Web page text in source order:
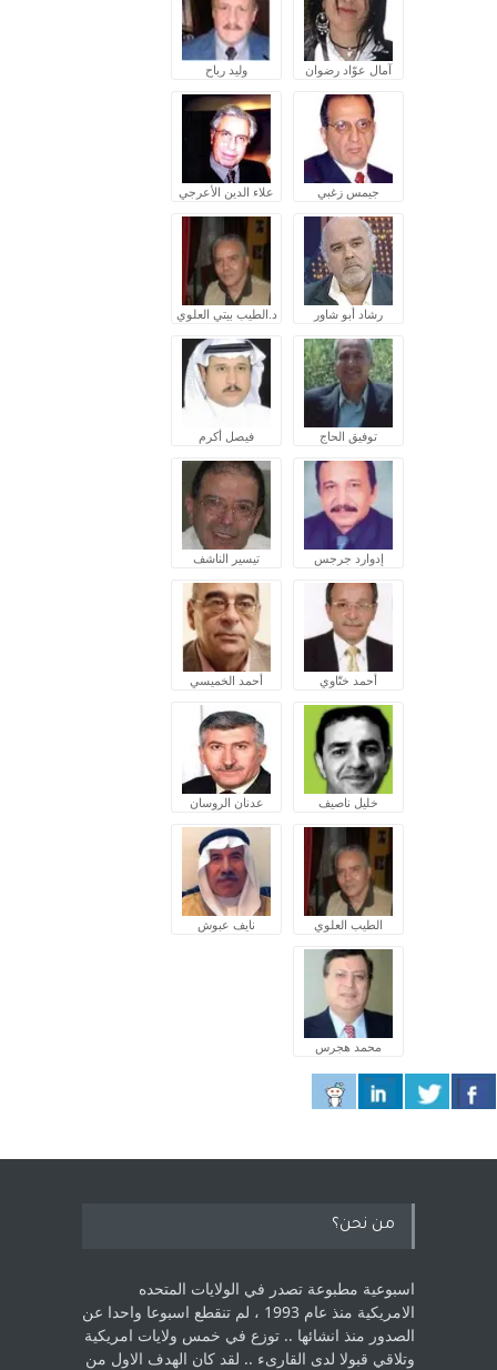
آمال عوّاد رضوان وليد رباح
جيمس زغبي علاء الدين الأعرجي
رشاد أبو شاور د.الطيب بيتي العلوي
توفيق الحاج فيصل أكرم
إدوارد جرجس تيسير الناشف
أحمد ختّاوي أحمد الخميسي
خليل ناصيف عدنان الروسان
الطيب العلوي نايف عبوش
محمد هجرس
من نحن؟
اسبوعية مطبوعة تصدر في الولايات المتحده
الامريكية منذ عام 1993 ، لم ‏تنقطع اسبوعا واحدا عن
الصدور منذ انشائها .. توزع في خمس ولايات امريكية
‏وتلاقي قبولا لدى القارىء ..‏ لقد كان الهدف الاول من